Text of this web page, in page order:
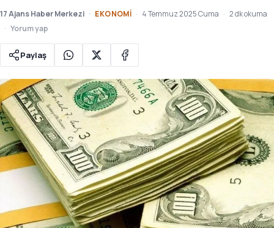
17 Ajans Haber Merkezi EKONOMI 4 Temmuz 2025 Cuma
2 dk okuma
Yorum yap
Paylaş